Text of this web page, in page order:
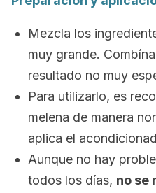
Mezcla los
muy grande.
resultado no muy
Para utilizarlo, es
melena de manera
aplica el
Aunque no hay
todos los días, no se